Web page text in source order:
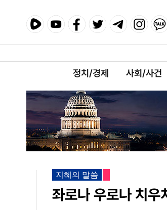
정치/경제 사회/사건
지혜의 말씀
좌로나 우로나 치우